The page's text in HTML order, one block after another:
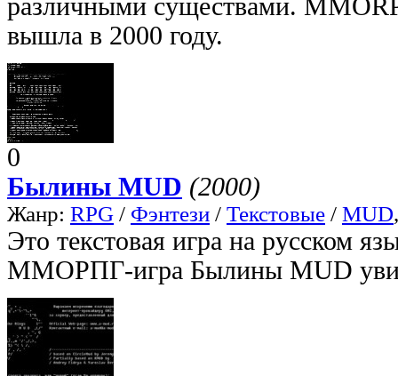
различными существами.
вышла в 2000 году.
0
Былины MUD (2000)
Жанр: RPG / Фэнтези / Текстовые / MUD
Это текстовая игра на русском
ММОРПГ-игра Былины MUD